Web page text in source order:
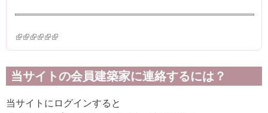
(link is external)
(link is external)
(link is external)
(link is external)
(link is external)
(link is external)
当サイトの会員建築家に連絡するには？
当サイトにログインすると